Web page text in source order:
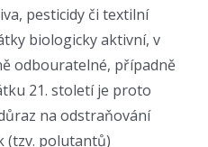
pesticidy či textilní
biologicky aktivní, v
odbouratelné, případně
21. století je proto
na odstraňování
(tzv. polutantů)